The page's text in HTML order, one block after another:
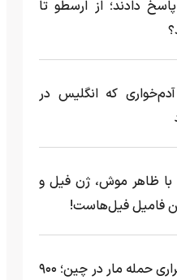
دادند؛ از ارسطو تا
که انگلیس در
با ظاهر موش، ژن فیل و
فامیل فیل‌هاست!
(ویدئو) اعلام وضعیت اضطراری حمله مار‌ در چین؛ ۹۰۰